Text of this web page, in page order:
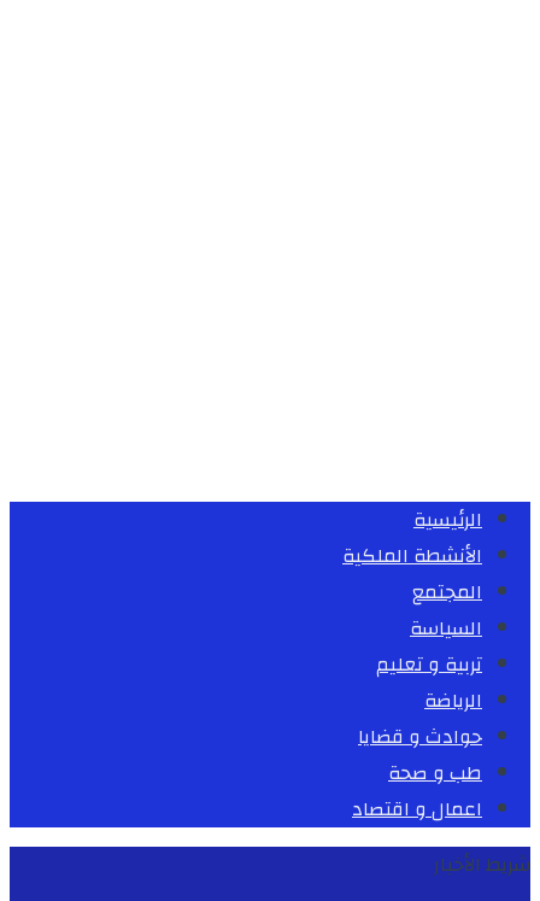
الرئيسية
الأنشطة الملكية
المجتمع
السياسة
تربية و تعليم
الرياضة
حوادث و قضايا
طب و صحة
اعمال و اقتصاد
شريط الأخبار